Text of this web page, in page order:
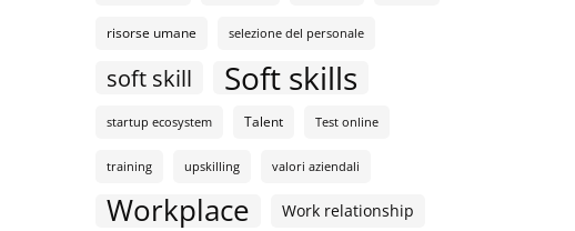
risorse umane selezione del personale
soft skill Soft skills
startup ecosystem Talent Test online
training upskilling valori aziendali
Workplace Work relationship